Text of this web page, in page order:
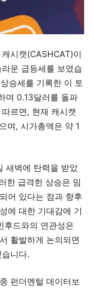
시캣(CASHCAT)이
운 급등세를 보였습
승세를 기록한 이 토
며 0.13달러를 돌파
르면, 현재 캐시캣
며, 시가총액은 약 1
새벽에 탄력을 받았
한 급격한 상승은 밈
어 있다는 점과 향후
에 대한 기대감에 기
후드와의 연관성은
활발하게 논의되면
니다.
펀더멘털 데이터보